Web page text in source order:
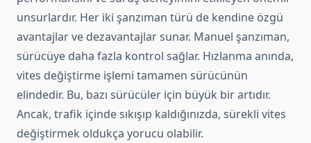
unsurlardır. Her iki şanzıman türü de kendine özgü
avantajlar ve dezavantajlar sunar. Manuel şanzıman,
sürücüye daha fazla kontrol sağlar. Hızlanma anında,
vites değiştirme işlemi tamamen sürücünün
elindedir. Bu, bazı sürücüler için büyük bir artıdır.
Ancak, trafik içinde sıkışıp kaldığınızda, sürekli vites
değiştirmek oldukça yorucu olabilir.